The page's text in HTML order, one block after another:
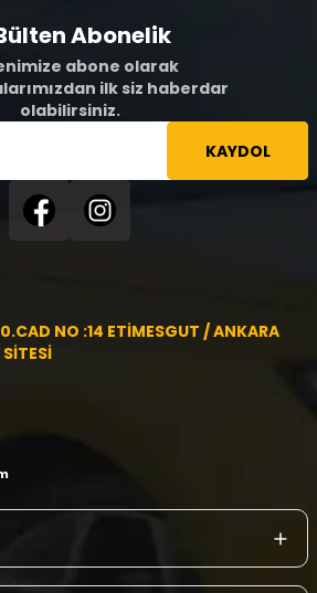
Abonelik
abone olarak
ilk siz haberdar
olabilirsiniz.
KAYDOL
NO :14 ETİMESGUT / ANKARA